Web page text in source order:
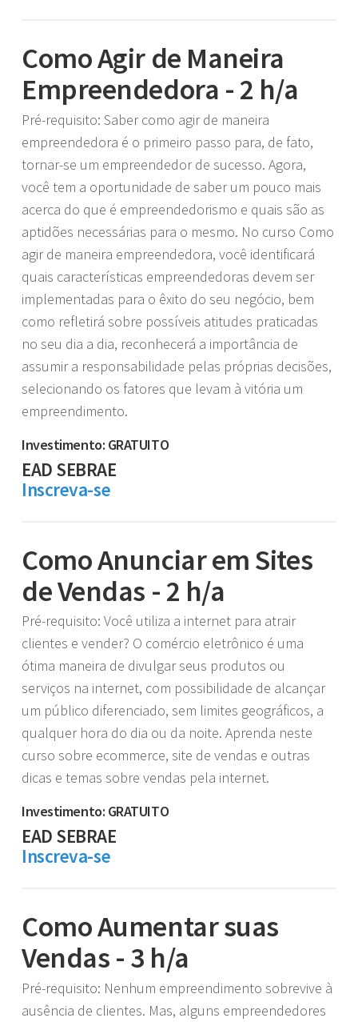
Como Agir de Maneira
Empreendedora - 2 h/a
Pré-requisito: Saber como agir de maneira
empreendedora é o primeiro passo para, de fato,
tornar-se um empreendedor de sucesso. Agora,
você tem a oportunidade de saber um pouco mais
acerca do que é empreendedorismo e quais são as
aptidões necessárias para o mesmo. No curso Como
agir de maneira empreendedora, você identificará
quais características empreendedoras devem ser
implementadas para o êxito do seu negócio, bem
como refletirá sobre possíveis atitudes praticadas
no seu dia a dia, reconhecerá a importância de
assumir a responsabilidade pelas próprias decisões,
selecionando os fatores que levam à vitória um
empreendimento.
Investimento: GRATUITO
EAD SEBRAE
Inscreva-se
Como Anunciar em Sites
de Vendas - 2 h/a
Pré-requisito: Você utiliza a internet para atrair
clientes e vender? O comércio eletrônico é uma
ótima maneira de divulgar seus produtos ou
serviços na internet, com possibilidade de alcançar
um público diferenciado, sem limites geográficos, a
qualquer hora do dia ou da noite. Aprenda neste
curso sobre ecommerce, site de vendas e outras
dicas e temas sobre vendas pela internet.
Investimento: GRATUITO
EAD SEBRAE
Inscreva-se
Como Aumentar suas
Vendas - 3 h/a
Pré-requisito: Nenhum empreendimento sobrevive à
ausência de clientes. Mas, alguns empreendedores